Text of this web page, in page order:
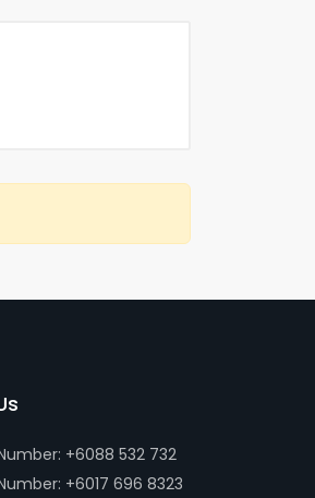
+6088 532 732
+6017 696 8323